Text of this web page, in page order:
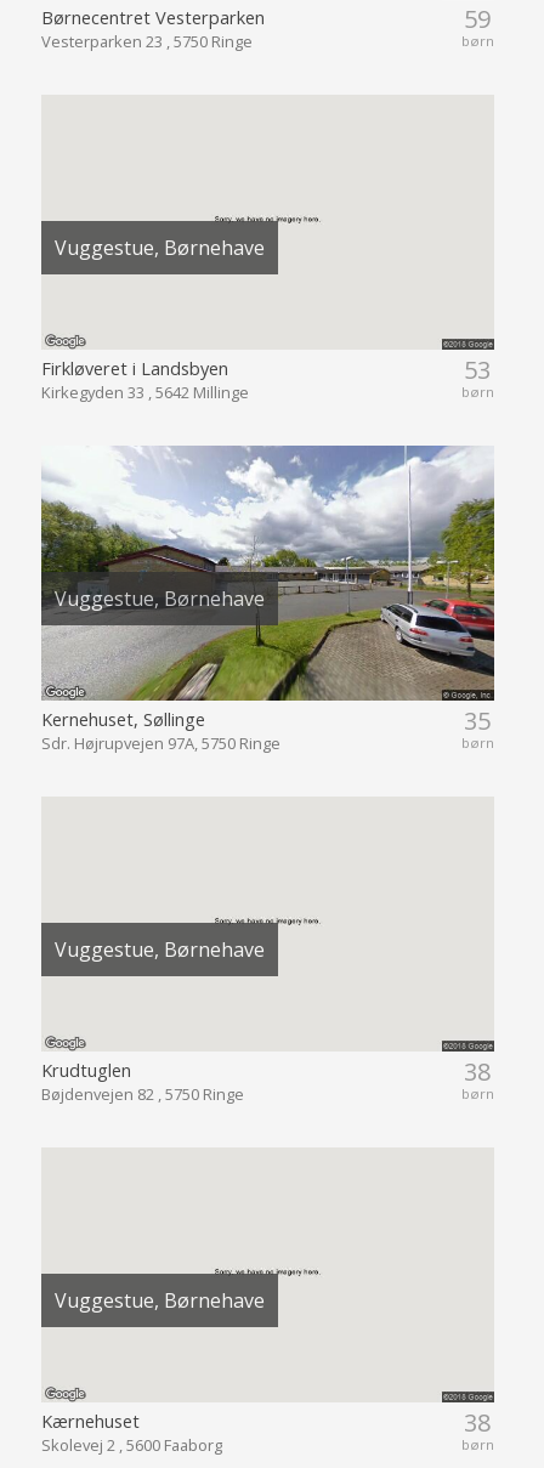
59
børn
Børnecentret Vesterparken
Vesterparken 23 , 5750 Ringe
Vuggestue, Børnehave
53
børn
Firkløveret i Landsbyen
Kirkegyden 33 , 5642 Millinge
Vuggestue, Børnehave
35
børn
Kernehuset, Søllinge
Sdr. Højrupvejen 97A, 5750 Ringe
Vuggestue, Børnehave
38
børn
Krudtuglen
Bøjdenvejen 82 , 5750 Ringe
Vuggestue, Børnehave
38
børn
Kærnehuset
Skolevej 2 , 5600 Faaborg